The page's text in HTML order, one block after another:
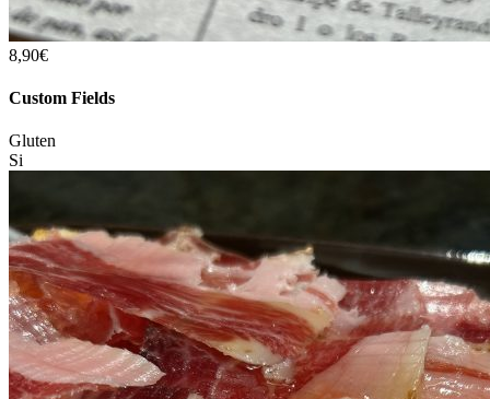
8,90€
Custom Fields
Gluten
Si